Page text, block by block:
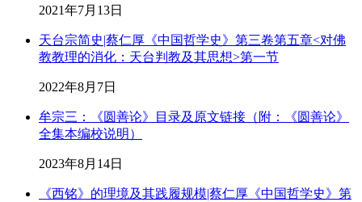
2021年7月13日
天台宗简史|蔡仁厚《中国哲学史》第三卷第五章<对佛
教教理的消化：天台判教及其思想>第一节
2022年8月7日
牟宗三：《圆善论》目录及原文链接（附：《圆善论》
全集本编校说明）
2023年8月14日
《西铭》的理境及其践履规模|蔡仁厚《中国哲学史》第